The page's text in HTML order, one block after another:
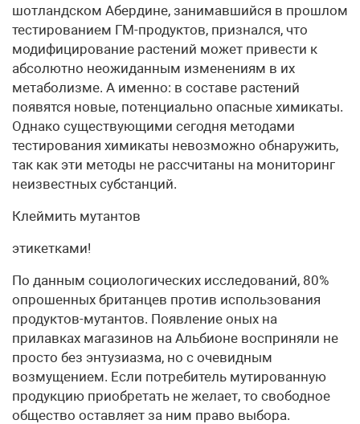
шотландском Абердине, занимавшийся в прошлом
тестированием ГМ-продуктов, признался, что
модифицирование растений может привести к
абсолютно неожиданным изменениям в их
метаболизме. А именно: в составе растений
появятся новые, потенциально опасные химикаты.
Однако существующими сегодня методами
тестирования химикаты невозможно обнаружить,
так как эти методы не рассчитаны на мониторинг
неизвестных субстанций.
Клеймить мутантов
этикетками!
По данным социологических исследований, 80%
опрошенных британцев против использования
продуктов-мутантов. Появление оных на
прилавках магазинов на Альбионе восприняли не
просто без энтузиазма, но с очевидным
возмущением. Если потребитель мутированную
продукцию приобретать не желает, то свободное
общество оставляет за ним право выбора.